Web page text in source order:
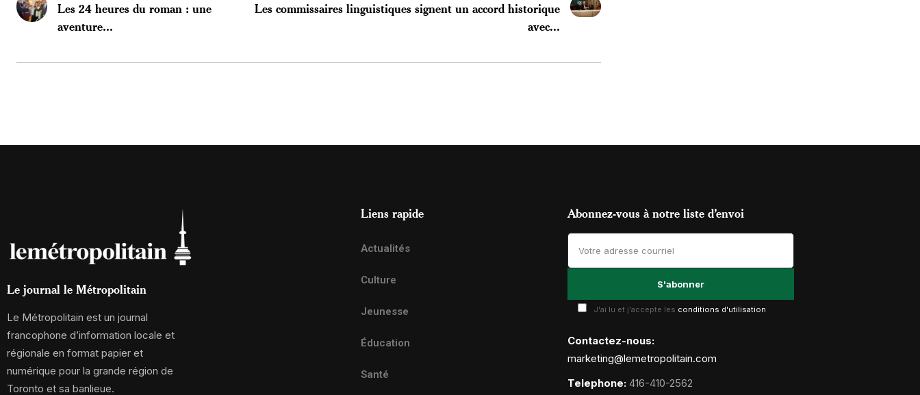
Les 24 heures du roman : une
aventure...
Les commissaires linguistiques signent un accord historique
avec...
Le journal le Métropolitain
Le Métropolitain est un journal
francophone d’information locale et
régionale en format papier et
numérique pour la grande région de
Toronto et sa banlieue.
Liens rapide
Actualités
Culture
Jeunesse
Éducation
Santé
Abonnez-vous à notre liste d’envoi
J'ai lu et j'accepte les conditions d'utilisation
Contactez-nous:
marketing@lemetropolitain.com
Telephone: 416-410-2562